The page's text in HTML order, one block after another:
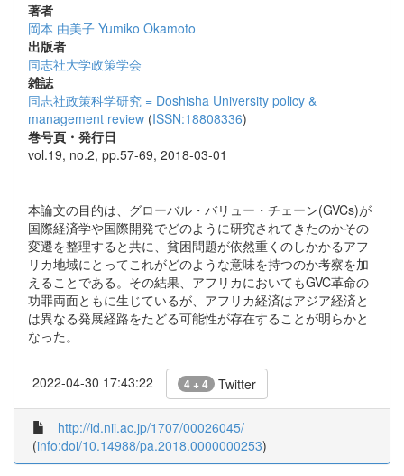
著者
岡本 由美子 Yumiko Okamoto
出版者
同志社大学政策学会
雑誌
同志社政策科学研究 = Doshisha University policy &
management review (ISSN:18808336)
巻号頁・発行日
vol.19, no.2, pp.57-69, 2018-03-01
本論文の目的は、グローバル・バリュー・チェーン(GVCs)が
国際経済学や国際開発でどのように研究されてきたのかその
変遷を整理すると共に、貧困問題が依然重くのしかかるアフ
リカ地域にとってこれがどのような意味を持つのか考察を加
えることである。その結果、アフリカにおいてもGVC革命の
功罪両面ともに生じているが、アフリカ経済はアジア経済と
は異なる発展経路をたどる可能性が存在することが明らかと
なった。
2022-04-30 17:43:22 4 + 4 Twitter
http://id.nii.ac.jp/1707/00026045/
(info:doi/10.14988/pa.2018.0000000253)